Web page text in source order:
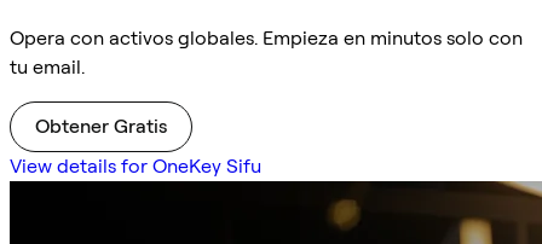
Opera con activos globales. Empieza en minutos solo con
tu email.
Obtener Gratis
View details for OneKey Sifu